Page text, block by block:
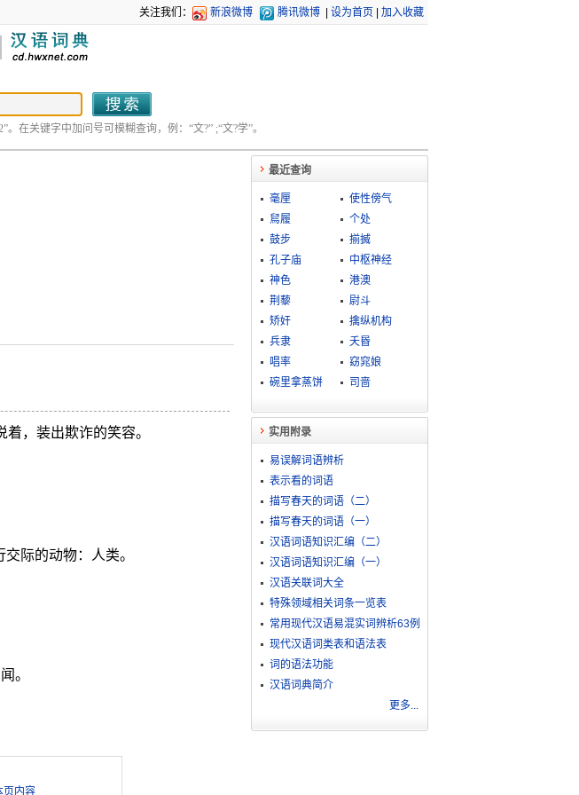
关注我们： 新浪微博 腾讯微博 设为首页 加入收藏
。在关键字中加问号可模糊查询，例：“文?” ;“文?学”。
，装出欺诈的笑容。
际的动物：人类。
。
页内容
最近查询
毫厘
使性傍气
舃履
个处
鼓步
揃搣
孔子庙
中枢神经
神色
港澳
荆藜
尉斗
矫奸
擒纵机构
兵隶
夭昬
唱率
窈窕娘
碗里拿蒸饼
司啬
实用附录
易误解词语辨析
表示看的词语
描写春天的词语（二）
描写春天的词语（一）
汉语词语知识汇编（二）
汉语词语知识汇编（一）
汉语关联词大全
特殊领域相关词条一览表
常用现代汉语易混实词辨析63例
现代汉语词类表和语法表
词的语法功能
汉语词典简介
更多...